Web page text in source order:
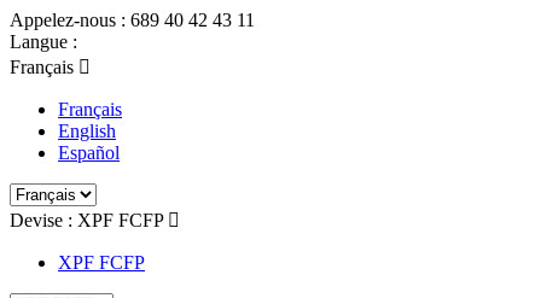
Appelez-nous : 689 40 42 43 11
Langue :
Français 
Français
English
Español
Devise : XPF FCFP 
XPF FCFP